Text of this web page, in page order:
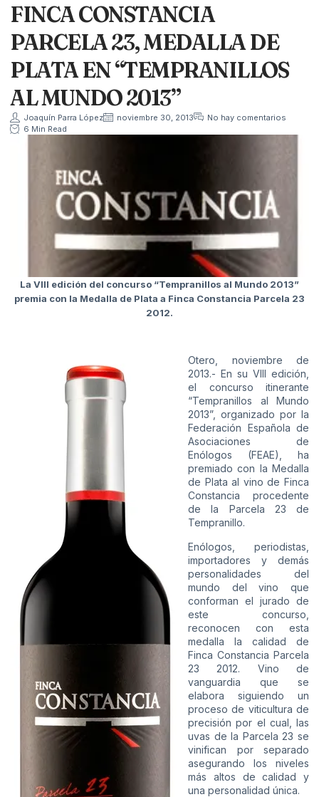
FINCA CONSTANCIA
PARCELA 23, MEDALLA DE
PLATA EN “TEMPRANILLOS
AL MUNDO 2013”
Joaquín Parra López noviembre 30, 2013
No hay comentarios
6 Min Read
La VIII edición del concurso “Tempranillos al Mundo 2013”
premia con la Medalla de Plata a Finca Constancia Parcela 23
2012.
Otero, noviembre de
2013.- En su VIII edición,
el concurso itinerante
“Tempranillos al Mundo
2013”, organizado por la
Federación Española de
Asociaciones de
Enólogos (FEAE), ha
premiado con la Medalla
de Plata al vino de Finca
Constancia procedente
de la Parcela 23 de
Tempranillo.
Enólogos, periodistas,
importadores y demás
personalidades del
mundo del vino que
conforman el jurado de
este concurso,
reconocen con esta
medalla la calidad de
Finca Constancia Parcela
23 2012. Vino de
vanguardia que se
elabora siguiendo un
proceso de viticultura de
precisión por el cual, las
uvas de la Parcela 23 se
vinifican por separado
asegurando los niveles
más altos de calidad y
una personalidad única.